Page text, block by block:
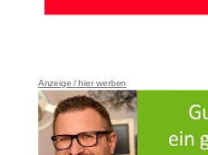
Anzeige / hier werben